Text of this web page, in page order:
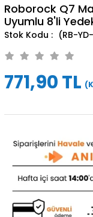
Roborock Q7
Uyumlu 8'li
(RB-
771,90 TL